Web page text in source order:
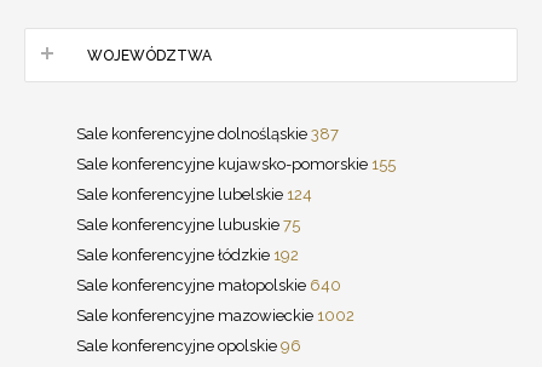
WOJEWÓDZTWA
Sale konferencyjne dolnośląskie 387
Sale konferencyjne kujawsko-pomorskie 155
Sale konferencyjne lubelskie 124
Sale konferencyjne lubuskie 75
Sale konferencyjne łódzkie 192
Sale konferencyjne małopolskie 640
Sale konferencyjne mazowieckie 1002
Sale konferencyjne opolskie 96